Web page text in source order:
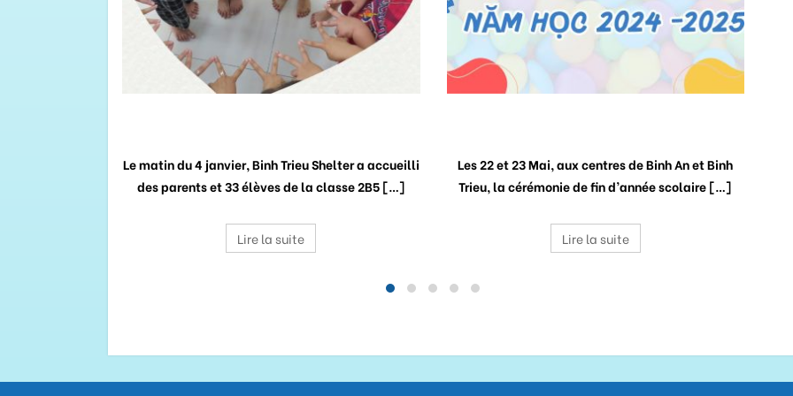
Le matin du 4 janvier, Binh Trieu Shelter a accueilli
des parents et 33 élèves de la classe 2B5 […]
Lire la suite
Les 22 et 23 Mai, aux centres de Binh An et Binh
Trieu, la cérémonie de fin d’année scolaire […]
Lire la suite